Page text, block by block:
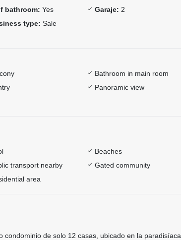
bathroom: Yes Garaje: 2
type: Sale
Bathroom in main room
Panoramic view
Beaches
transport nearby
Gated community
area
condominio de solo 12 casas, ubicado en la paradisíaca